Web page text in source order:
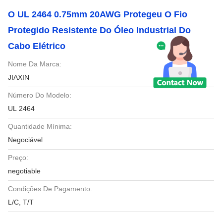
O UL 2464 0.75mm 20AWG Protegeu O Fio
Protegido Resistente Do Óleo Industrial Do
Cabo Elétrico
Nome Da Marca:
JIAXIN
Número Do Modelo:
UL 2464
Quantidade Mínima:
Negociável
Preço:
negotiable
Condições De Pagamento:
L/C, T/T